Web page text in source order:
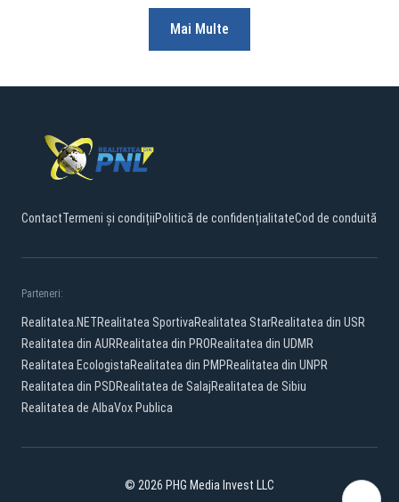
Mai Multe
ContactTermeni și condițiiPolitică de confidențialitateCod de conduită
Parteneri:
Realitatea.NETRealitatea SportivaRealitatea StarRealitatea din USR
Realitatea din AURRealitatea din PRORealitatea din UDMR
Realitatea EcologistaRealitatea din PMPRealitatea din UNPR
Realitatea din PSDRealitatea de SalajRealitatea de Sibiu
Realitatea de AlbaVox Publica
© 2026 PHG Media Invest LLC